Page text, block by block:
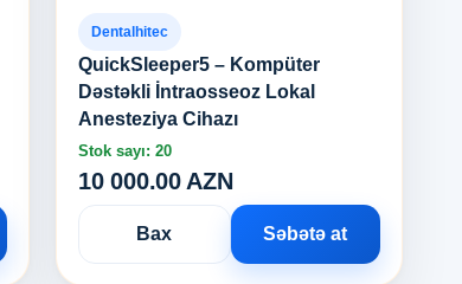
Dentalhitec
QuickSleeper5 – Kompüter
Dəstəkli İntraosseoz Lokal
Anesteziya Cihazı
Stok sayı: 20
10 000.00 AZN
Bax Səbətə at